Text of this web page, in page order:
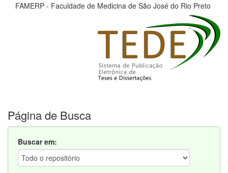
FAMERP - Faculdade de Medicina de São José do Rio Preto
Página de Busca
Buscar em: